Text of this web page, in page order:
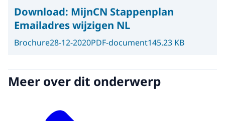
Download: MijnCN Stappenplan
Emailadres wijzigen NL
Brochure28-12-2020PDF-document145.23 KB
Meer over dit onderwerp